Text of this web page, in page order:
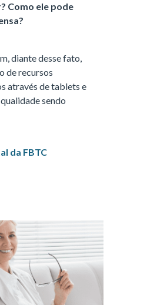
Como ele pode
diante desse fato,
de recursos
através de tablets e
sendo
da FBTC